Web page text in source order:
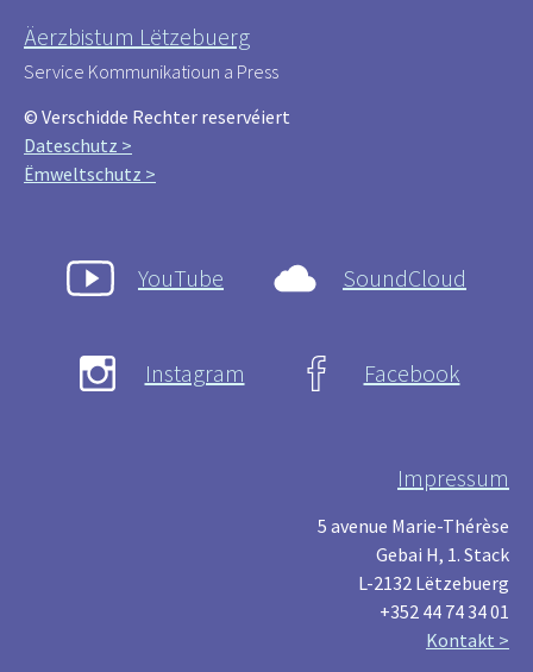
Äerzbistum Lëtzebuerg
Service Kommunikatioun a Press
© Verschidde Rechter reservéiert
Dateschutz >
Ëmweltschutz >
YouTube SoundCloud
Instagram Facebook
Impressum
5 avenue Marie-Thérèse
Gebai H, 1. Stack
L-2132 Lëtzebuerg
+352 44 74 34 01
Kontakt >